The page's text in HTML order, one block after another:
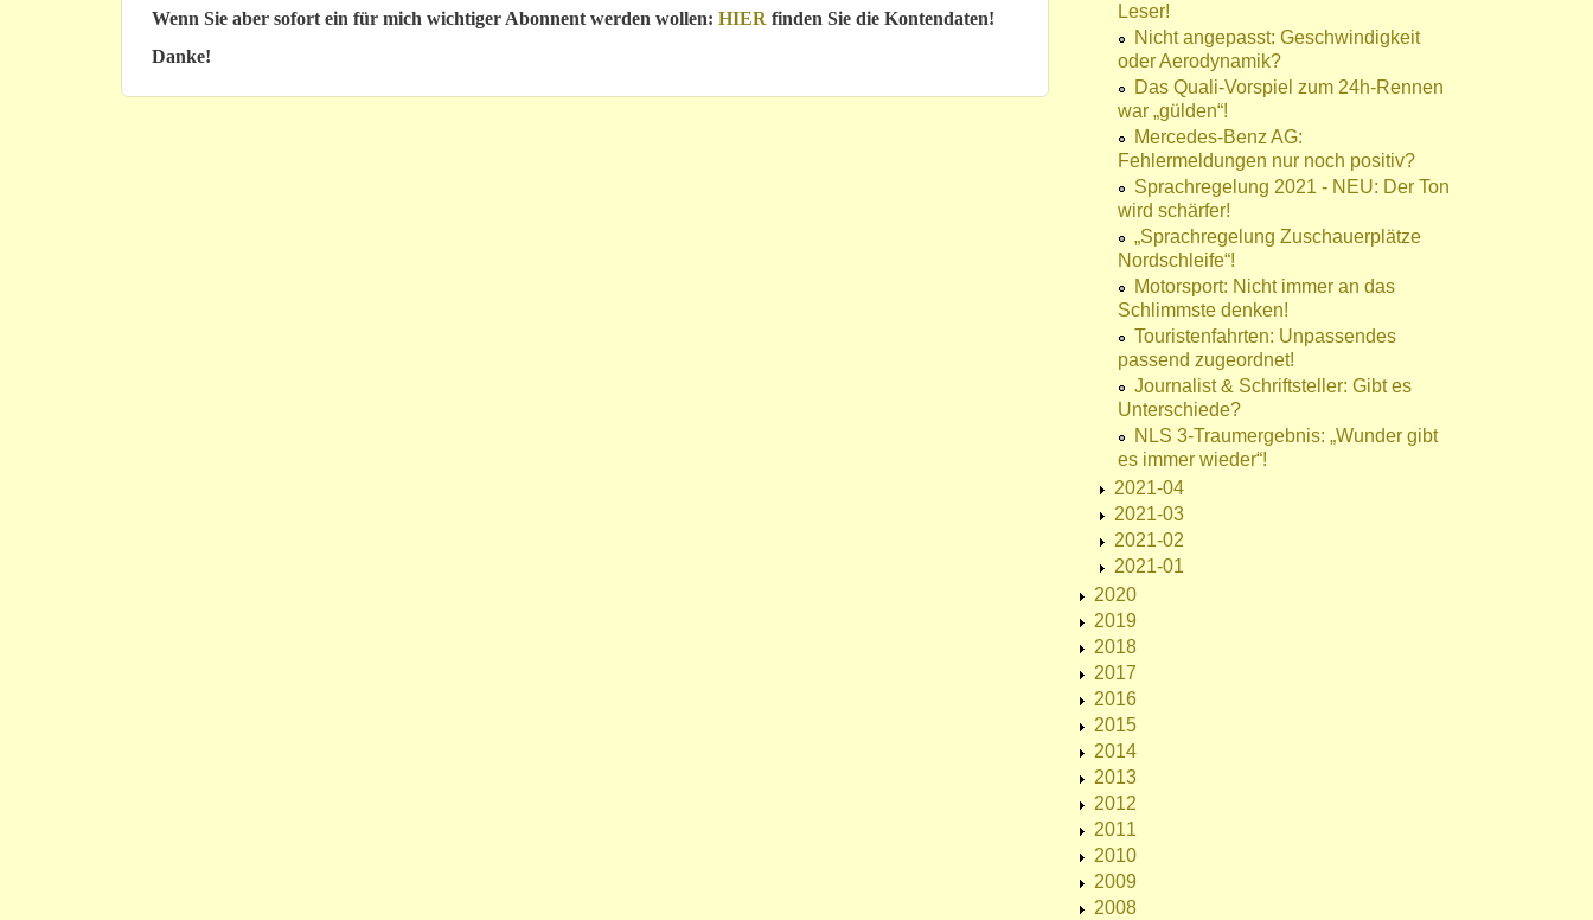
Wenn Sie aber sofort ein für mich wichtiger Abonnent werden wollen: HIER finden Sie die Kontendaten!
Danke!
Leser!
Nicht angepasst: Geschwindigkeit
oder Aerodynamik?
Das Quali-Vorspiel zum 24h-Rennen
war „gülden“!
Mercedes-Benz AG:
Fehlermeldungen nur noch positiv?
Sprachregelung 2021 - NEU: Der Ton
wird schärfer!
„Sprachregelung Zuschauerplätze
Nordschleife“!
Motorsport: Nicht immer an das
Schlimmste denken!
Touristenfahrten: Unpassendes
passend zugeordnet!
Journalist & Schriftsteller: Gibt es
Unterschiede?
NLS 3-Traumergebnis: „Wunder gibt
es immer wieder“!
2021-04
2021-03
2021-02
2021-01
2020
2019
2018
2017
2016
2015
2014
2013
2012
2011
2010
2009
2008